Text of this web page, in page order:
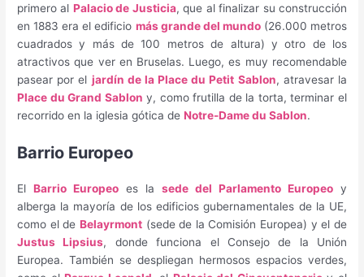
primero al Palacio de Justicia, que al finalizar su construcción
en 1883 era el edificio más grande del mundo(26.000 metros
cuadrados y más de 100 metros de altura) y otro de los
atractivos que ver en Bruselas. Luego, es muy recomendable
pasear por el jardín de la Place du Petit Sablon, atravesar la
Place du Grand Sablon y, como frutilla de la torta, terminar el
recorrido en la iglesia gótica deNotre-Dame du Sablon.
Barrio Europeo
ElBarrio Europeo es lasede del Parlamento Europeoy
alberga la mayoría de los edificios gubernamentales de la UE,
como el de Belayrmont(sede de la Comisión Europea) y el de
Justus Lipsius, donde funciona el Consejo de la Unión
Europea. También se despliegan hermosos espacios verdes,